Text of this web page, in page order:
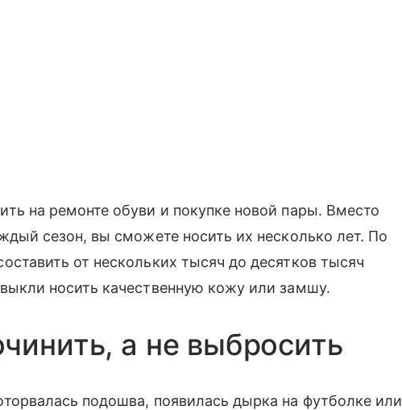
на ремонте обуви и покупке новой пары. Вместо
сезон, вы сможете носить их несколько лет. По
от нескольких тысяч до десятков тысяч
носить качественную кожу или замшу.
а не выбросить
подошва, появилась дырка на футболке или